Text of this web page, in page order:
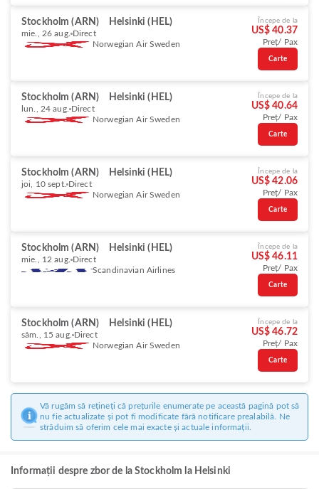
Stockholm (ARN) Helsinki (HEL)
mie., 26 aug. Direct
Norwegian Air Sweden
Începe de la
US$ 40.37
Preț/ Pax
Carte
Stockholm (ARN) Helsinki (HEL)
lun., 24 aug. Direct
Norwegian Air Sweden
Începe de la
US$ 40.64
Preț/ Pax
Carte
Stockholm (ARN) Helsinki (HEL)
joi, 10 sept. Direct
Norwegian Air Sweden
Începe de la
US$ 42.06
Preț/ Pax
Carte
Stockholm (ARN) Helsinki (HEL)
mie., 12 aug. Direct
Scandinavian Airlines
Începe de la
US$ 46.11
Preț/ Pax
Carte
Stockholm (ARN) Helsinki (HEL)
sâm., 15 aug. Direct
Norwegian Air Sweden
Începe de la
US$ 46.72
Preț/ Pax
Carte
Vă rugăm să rețineți că prețurile enumerate pe această pagină pot să
nu fie actualizate și pot fi modificate fără notificare prealabilă. Ne
străduim să oferim cele mai exacte și actuale informații.
Informații despre zbor de la Stockholm la Helsinki